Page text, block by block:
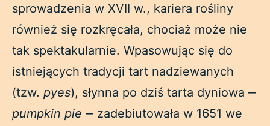
sprowadzenia w XVII w., kariera rośliny
również się rozkręcała, chociaż może nie
tak spektakularnie. Wpasowując się do
istniejących tradycji tart nadziewanych
(tzw. pyes), słynna po dziś tarta dyniowa ‒
pumpkin pie ‒ zadebiutowała w 1651 we